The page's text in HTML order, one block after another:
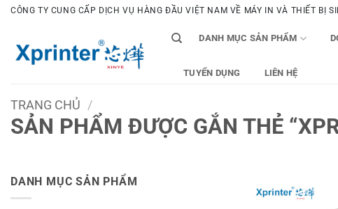
Bỏ
dung
CÔNG TY CUNG CẤP DỊCH VỤ HÀNG ĐẦU VIỆT NAM VỀ MÁY IN VÀ THIẾT BỊ
DANH MỤC SẢN PHẨM
TUYỂN DỤNG LIÊN HỆ
TRANG CHỦ /
SẢN PHẨM ĐƯỢC GẮN THẺ
DANH MỤC SẢN PHẨM